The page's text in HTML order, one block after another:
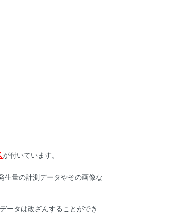
が付いています。
生量の計測データやその画像な
ータは改ざんすることができ